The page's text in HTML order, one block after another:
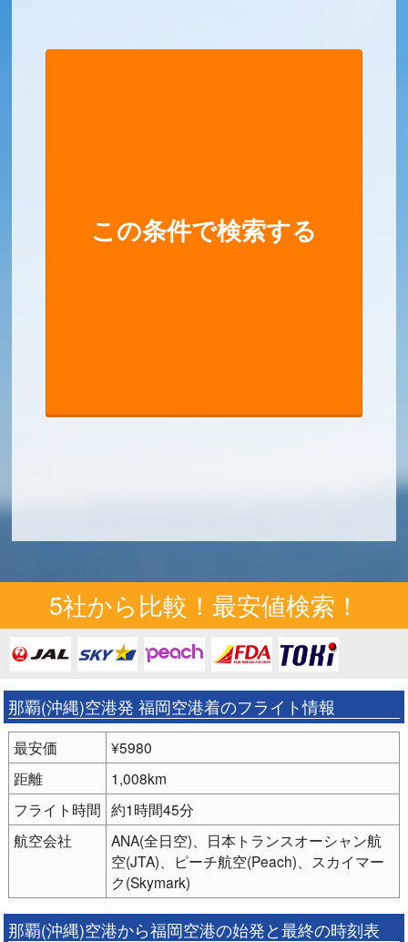
5社から比較！最安値検索！
那覇(沖縄)空港発 福岡空港着のフライト情報
最安価
¥5980
距離
1,008km
フライト時間 約1時間45分
航空会社
ANA(全日空)、日本トランスオーシャン航
空(JTA)、ピーチ航空(Peach)、スカイマー
ク(Skymark)
那覇(沖縄)空港から福岡空港の始発と最終の時刻表